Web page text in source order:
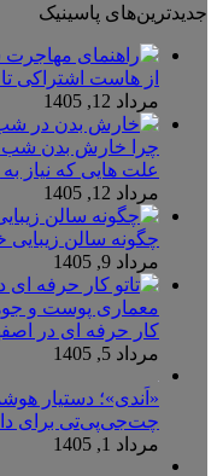
جدیدترین‌های پاسینیک
از هاست اشتراکی تا VPS؛ مسیر ارتقای سایت
مرداد 12, 1405
چرا خارش بدن شب
علت هایی که نیاز
مرداد 12, 1405
چگونه سالن زیبایی
مرداد 9, 1405
معماری پوست و
کار حرفه ای در
مرداد 5, 1405
«اَندی»؛ دستیار
چت‌جی‌پی‌تی برای
مرداد 1, 1405